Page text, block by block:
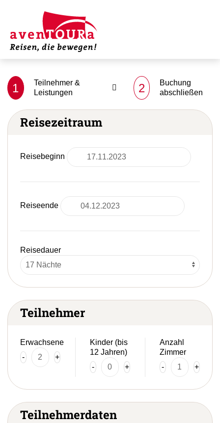
1
Teilnehmer &
Leistungen
2
Buchung
abschließen
Reisezeitraum
Reisebeginn
Reiseende
Reisedauer
Teilnehmer
Erwachsene
-
+
Kinder (bis
12 Jahren)
-
+
Anzahl
Zimmer
-
+
Teilnehmerdaten